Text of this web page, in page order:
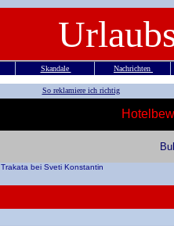
Skandale Nachrichten
So reklamiere ich richtig
Trakata bei Sveti Konstantin